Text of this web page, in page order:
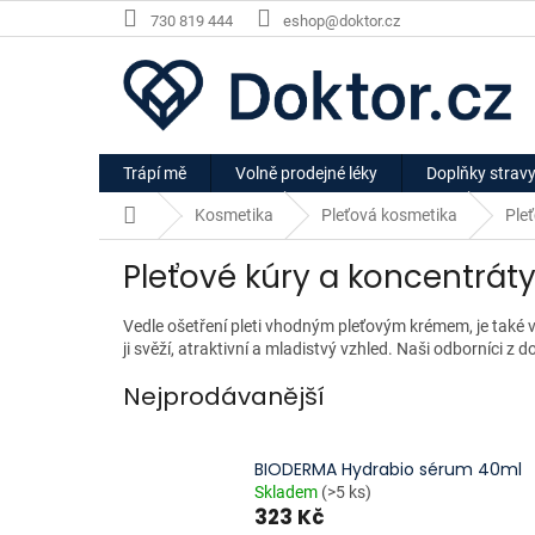
na
730 819 444 eshop@doktor.cz
Trápí mě Volně prodejné léky Doplňky stravy
Domů Kosmetika Pleťová kosmetika
Pleťové kúry a koncentráty
Vedle ošetření pleti vhodným pleťovým krémem, je
ji svěží, atraktivní a mladistvý vzhled. Naši odborníci z
Nejprodávanější
BIODERMA Hydrabio sérum 40ml
Skladem (>5 ks)
323 Kč